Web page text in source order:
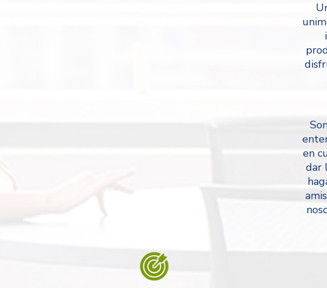
en
dar